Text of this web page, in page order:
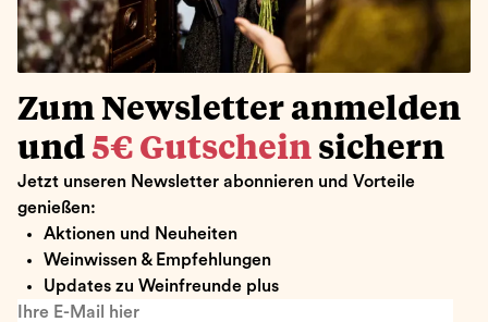
Zum Newsletter anmelden
und 5€ Gutschein sichern
Jetzt unseren Newsletter abonnieren und Vorteile
genießen:
Aktionen und Neuheiten
Weinwissen & Empfehlungen
Updates zu Weinfreunde plus
Ihre E-Mail hier